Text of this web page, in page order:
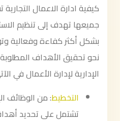
كيفية ادارة الاعمال
جميعها تهدف إلى تنظيم
بشكل أكثر كفاءة وفعالية
نحو تحقيق الأهداف
الإدارية لإدارة الأعمال في
التخطيط: من الوظائف
تشتمل على تحديد